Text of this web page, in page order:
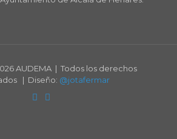
AUDEMA | Todos los derechos
| Diseño: @jotafermar